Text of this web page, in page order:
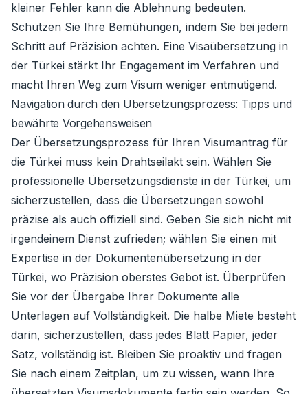
kleiner Fehler kann die Ablehnung bedeuten.
Schützen Sie Ihre Bemühungen, indem Sie bei jedem
Schritt auf Präzision achten. Eine Visaübersetzung in
der Türkei stärkt Ihr Engagement im Verfahren und
macht Ihren Weg zum Visum weniger entmutigend.
Navigation durch den Übersetzungsprozess: Tipps und
bewährte Vorgehensweisen
Der Übersetzungsprozess für Ihren Visumantrag für
die Türkei muss kein Drahtseilakt sein. Wählen Sie
professionelle Übersetzungsdienste in der Türkei, um
sicherzustellen, dass die Übersetzungen sowohl
präzise als auch offiziell sind. Geben Sie sich nicht mit
irgendeinem Dienst zufrieden; wählen Sie einen mit
Expertise in der Dokumentenübersetzung in der
Türkei, wo Präzision oberstes Gebot ist. Überprüfen
Sie vor der Übergabe Ihrer Dokumente alle
Unterlagen auf Vollständigkeit. Die halbe Miete besteht
darin, sicherzustellen, dass jedes Blatt Papier, jeder
Satz, vollständig ist. Bleiben Sie proaktiv und fragen
Sie nach einem Zeitplan, um zu wissen, wann Ihre